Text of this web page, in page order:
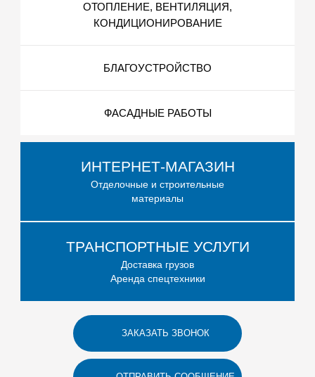
ОТОПЛЕНИЕ, ВЕНТИЛЯЦИЯ,
КОНДИЦИОНИРОВАНИЕ
БЛАГОУСТРОЙСТВО
ФАСАДНЫЕ РАБОТЫ
ИНТЕРНЕТ-МАГАЗИН
Отделочные и строительные
материалы
ТРАНСПОРТНЫЕ УСЛУГИ
Доставка грузов
Аренда спецтехники
ЗАКАЗАТЬ ЗВОНОК